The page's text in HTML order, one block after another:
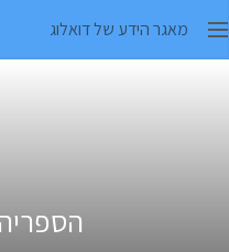
מאגר הידע של דואלוג